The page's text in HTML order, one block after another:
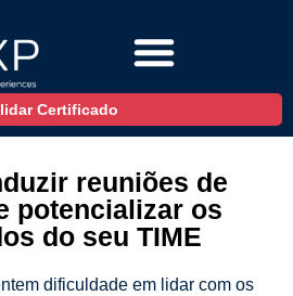
Certificado
reuniões de
potencializar os
do seu TIME
dificuldade em lidar com os